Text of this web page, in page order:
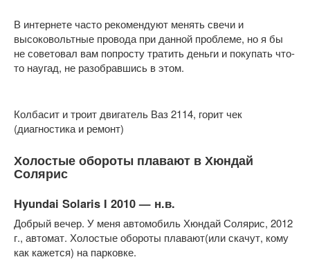
В интернете часто рекомендуют менять свечи и
высоковольтные провода при данной проблеме, но я бы
не советовал вам попросту тратить деньги и покупать что-
то наугад, не разобравшись в этом.
Колбасит и троит двигатель Ваз 2114, горит чек
(диагностика и ремонт)
Холостые обороты плавают в Хюндай
Солярис
Hyundai Solaris I 2010 — н.в.
Добрый вечер. У меня автомобиль Хюндай Солярис, 2012
г., автомат. Холостые обороты плавают(или скачут, кому
как кажется) на парковке.